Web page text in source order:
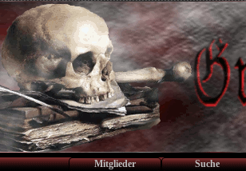
Mitglieder
Suche